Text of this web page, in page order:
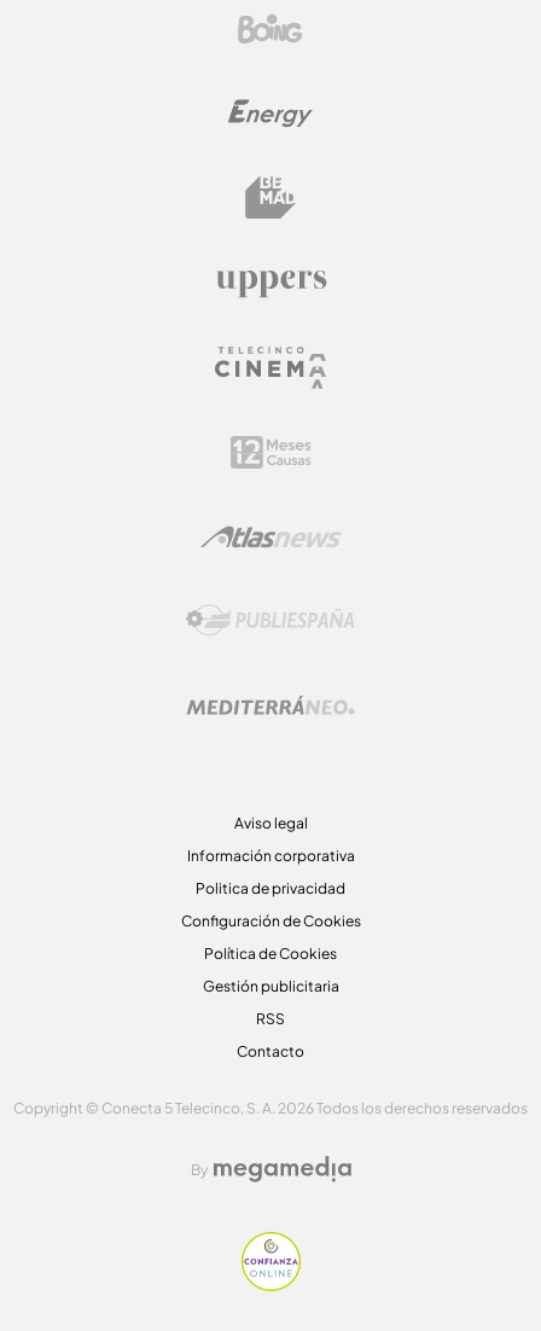
Aviso legal
Información corporativa
Politica de privacidad
Configuración de Cookies
Política de Cookies
Gestión publicitaria
RSS
Contacto
Copyright © Conecta 5 Telecinco, S. A. 2026 Todos los derechos reservados
By